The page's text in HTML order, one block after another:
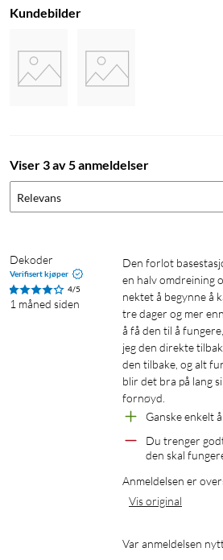
fra hverandre.
Smart sikkerhet og automatikk
E18 har innebygd GPS- og 4G-basert
Spesifikasjoner
Anbefalt plenområde: 1200 m²
Maksimal stigning: 18°
Støynivå: 56 dB
Mål (klipper): 60,3×39,4×31,8 cm
Vekt (klipper): 12,5 kg
Mål (ladestasjon): 72,7×48×45,2 cm
Vekt (ladestasjon): 6,5 kg
Klippetid per lading: 90–110 min
1 × Ladestasjon med garasje
Kundebilder
Viser 3 av 5 anmeldelser
Relevans
Dekoder
Verifisert kjøper
4/5
1 måned siden
Den forlot basestasjonen to ganger, snudde
en halv omdreining
nektet å begynne å
tre dager og mer
å få den til å
jeg den direkte
den tilbake, og alt
blir det bra på lang
fornøyd.
Ganske enkelt
Du trenger
den skal
Anmeldelsen er
Vis original
Var anmeldelsen